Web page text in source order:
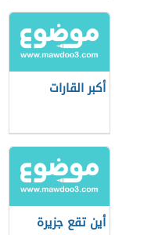
أكبر القارات
أين تقع جزيرة